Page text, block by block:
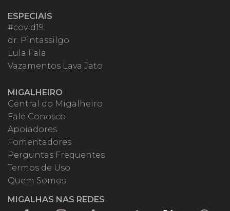
ESPECIAIS
#covid19
dr. Pintassilgo
Lula Fala
Vazamentos Lava Jato
MIGALHEIRO
Central do Migalheiro
Fale Conosco
Apoiadores
Fomentadores
Perguntas Frequentes
Termos de Uso
Quem Somos
MIGALHAS NAS REDES